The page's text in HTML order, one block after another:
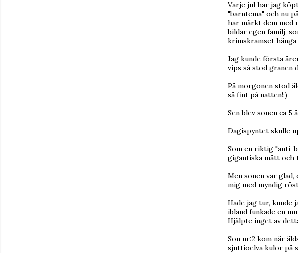
Varje jul har jag
"barntema" och nu
har märkt dem med
bildar egen familj,
krimskramset hänga
Jag kunde första
vips så stod granen
På morgonen stod
så fint på natten!:)
Sen blev sonen ca 5
Dagispyntet skulle
Som en riktig "anti-
gigantiska mått och
Men sonen var glad,
mig med myndig
Hade jag tur, kunde
ibland funkade en
Hjälpte inget av
Son nr:2 kom när
sjuttioelva kulor på